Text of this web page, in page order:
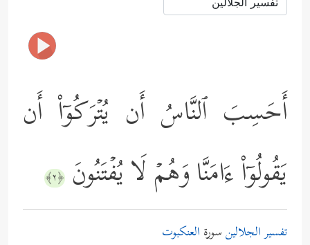
أَحَسِبَ ٱلنَّاسُ أَن یُتۡرَكُوۤاْ أَن
یَقُولُوۤاْ ءَامَنَّا وَهُمۡ لَا یُفۡتَنُونَ ﴿٢﴾
تفسير الجلالينسورة العنكبوت